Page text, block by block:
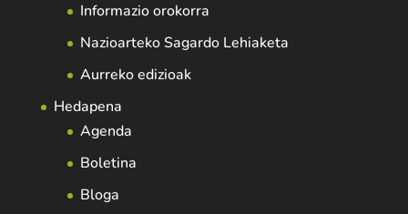
Informazio orokorra
Nazioarteko Sagardo Lehiaketa
Aurreko edizioak
Hedapena
Agenda
Boletina
Bloga